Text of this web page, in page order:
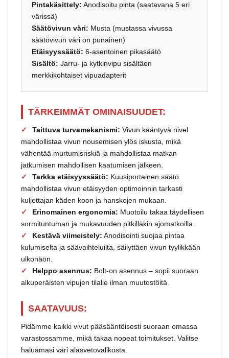
Pintakäsittely: Anodisoitu pinta (saatavana 5 eri
värissä)
Säätövivun väri: Musta (mustassa vivussa
säätövivun väri on punainen)
Etäisyyssäätö: 6-asentoinen pikasäätö
Sisältö: Jarru- ja kytkinvipu sisältäen
merkkikohtaiset vipuadapterit
TÄRKEIMMÄT OMINAISUUDET:
Taittuva turvamekanismi: Vivun kääntyvä nivel
mahdollistaa vivun nousemisen ylös iskusta, mikä
vähentää murtumisriskiä ja mahdollistaa matkan
jatkumisen mahdollisen kaatumisen jälkeen.
Tarkka etäisyyssäätö: Kuusiportainen säätö
mahdollistaa vivun etäisyyden optimoinnin tarkasti
kuljettajan käden koon ja hanskojen mukaan.
Erinomainen ergonomia: Muotoilu takaa täydellisen
sormituntuman ja mukavuuden pitkilläkin ajomatkoilla.
Kestävä viimeistely: Anodisointi suojaa pintaa
kulumiselta ja säävaihteluilta, säilyttäen vivun tyylikkään
ulkonäön.
Helppo asennus: Bolt-on asennus – sopii suoraan
alkuperäisten vipujen tilalle ilman muutostöitä.
SAATAVUUS:
Pidämme kaikki vivut pääsääntöisesti suoraan omassa
varastossamme, mikä takaa nopeat toimitukset. Valitse
haluamasi väri alasvetovalikosta.